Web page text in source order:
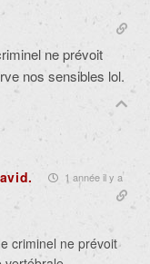
ne prévoit
nos sensibles lol.
1 année il y a
criminel ne prévoit